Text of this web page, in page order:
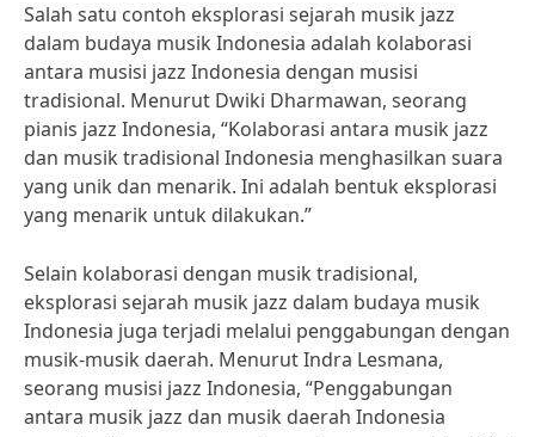
Salah satu contoh eksplorasi sejarah musik jazz
dalam budaya musik Indonesia adalah kolaborasi
antara musisi jazz Indonesia dengan musisi
tradisional. Menurut Dwiki Dharmawan, seorang
pianis jazz Indonesia, “Kolaborasi antara musik jazz
dan musik tradisional Indonesia menghasilkan suara
yang unik dan menarik. Ini adalah bentuk eksplorasi
yang menarik untuk dilakukan.”
Selain kolaborasi dengan musik tradisional,
eksplorasi sejarah musik jazz dalam budaya musik
Indonesia juga terjadi melalui penggabungan dengan
musik-musik daerah. Menurut Indra Lesmana,
seorang musisi jazz Indonesia, “Penggabungan
antara musik jazz dan musik daerah Indonesia